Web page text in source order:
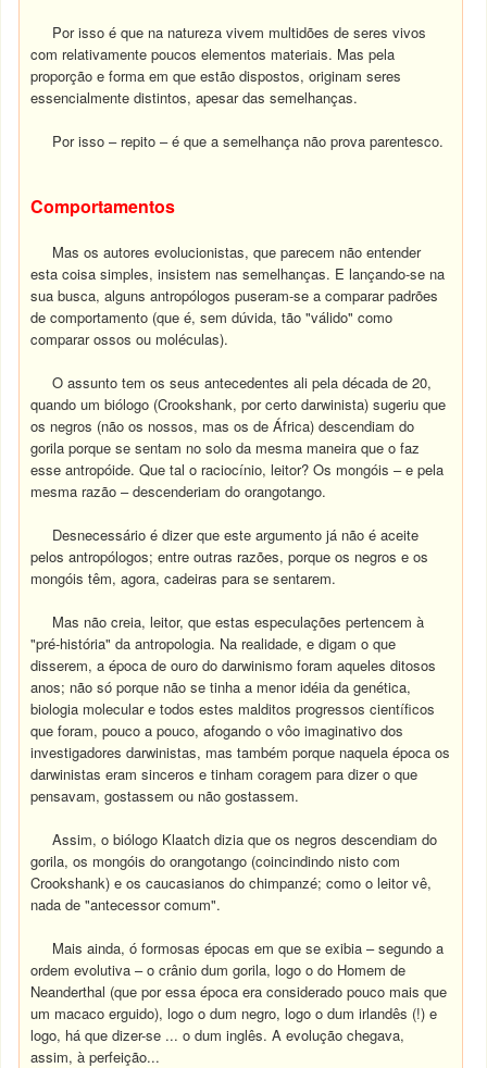
Por isso é que na natureza vivem multidões de seres vivos
com relativamente poucos elementos materiais. Mas pela
proporção e forma em que estão dispostos, originam seres
essencialmente distintos, apesar das semelhanças.
Por isso – repito – é que a semelhança não prova parentesco.
Comportamentos
Mas os autores evolucionistas, que parecem não entender
esta coisa simples, insistem nas semelhanças. E lançando-se na
sua busca, alguns antropólogos puseram-se a comparar padrões
de comportamento (que é, sem dúvida, tão "válido" como
comparar ossos ou moléculas).
O assunto tem os seus antecedentes ali pela década de 20,
quando um biólogo (Crookshank, por certo darwinista) sugeriu que
os negros (não os nossos, mas os de África) descendiam do
gorila porque se sentam no solo da mesma maneira que o faz
esse antropóide. Que tal o raciocínio, leitor? Os mongóis – e pela
mesma razão – descenderiam do orangotango.
Desnecessário é dizer que este argumento já não é aceite
pelos antropólogos; entre outras razões, porque os negros e os
mongóis têm, agora, cadeiras para se sentarem.
Mas não creia, leitor, que estas especulações pertencem à
"pré-história" da antropologia. Na realidade, e digam o que
disserem, a época de ouro do darwinismo foram aqueles ditosos
anos; não só porque não se tinha a menor idéia da genética,
biologia molecular e todos estes malditos progressos científicos
que foram, pouco a pouco, afogando o vôo imaginativo dos
investigadores darwinistas, mas também porque naquela época os
darwinistas eram sinceros e tinham coragem para dizer o que
pensavam, gostassem ou não gostassem.
Assim, o biólogo Klaatch dizia que os negros descendiam do
gorila, os mongóis do orangotango (coincindindo nisto com
Crookshank) e os caucasianos do chimpanzé; como o leitor vê,
nada de "antecessor comum".
Mais ainda, ó formosas épocas em que se exibia – segundo a
ordem evolutiva – o crânio dum gorila, logo o do Homem de
Neanderthal (que por essa época era considerado pouco mais que
um macaco erguido), logo o dum negro, logo o dum irlandês (!) e
logo, há que dizer-se ... o dum inglês. A evolução chegava,
assim, à perfeição...